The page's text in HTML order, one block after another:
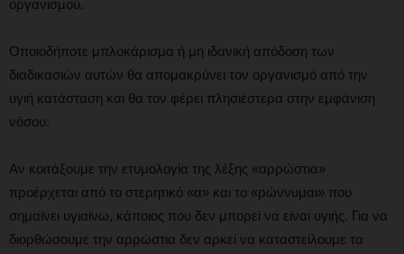
οργανισμού.
Οποιοδήποτε μπλοκάρισμα ή μη ιδανική απόδοση των
διαδικασιών αυτών θα απομακρύνει τον οργανισμό από την
υγιή κατάσταση και θα τον φέρει πλησιέστερα στην εμφάνιση
νόσου.
Αν κοιτάξουμε την ετυμολογία της λέξης «αρρώστια»
προέρχεται από το στερητικό «α» και το «ρώννυμαι» που
σημαίνει υγιαίνω, κάποιος που δεν μπορεί να είναι υγιής. Για να
διορθώσουμε την αρρώστια δεν αρκεί να καταστείλουμε τα